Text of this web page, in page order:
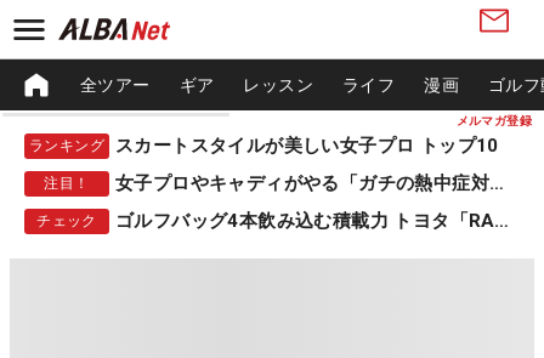
メルマガ登録
全ツアー ギア レッスン ライフ 漫画 ゴル
ランキング スカートスタイルが美しい女子プロ トップ10
注目！ 女子プロやキャディがやる「ガチの熱中症対策」
チェック ゴルフバッグ4本飲み込む積載力 トヨタ「RAV4」